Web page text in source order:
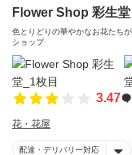
Flower Shop 彩生堂
色とりどりの華やかなお花たち
ショップ
3.47
花・花屋
配達・デリバリー対応